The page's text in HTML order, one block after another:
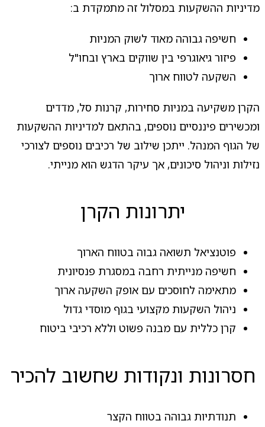
מדיניות ההשקעות במסלול זה מתמקדת ב:
חשיפה גבוהה מאוד לשוק המניות
פיזור גיאוגרפי בין שווקים בארץ ובחו"ל
השקעה לטווח ארוך
הקרן משקיעה במניות סחירות, קרנות סל, מדדים
ומכשירים פיננסיים נוספים, בהתאם למדיניות ההשקעות
של הגוף המנהל. ייתכן שילוב של רכיבים נוספים לצורכי
נזילות וניהול סיכונים, אך עיקר הדגש הוא מנייתי.
יתרונות הקרן
פוטנציאל תשואה גבוה בטווח הארוך
חשיפה מנייתית רחבה במסגרת פנסיונית
מתאימה לחוסכים עם אופק השקעה ארוך
ניהול השקעות מקצועי בגוף מוסדי גדול
קרן כללית עם מבנה פשוט וללא רכיבי ביטוח
חסרונות ונקודות שחשוב להכיר
תנודתיות גבוהה בטווח הקצר